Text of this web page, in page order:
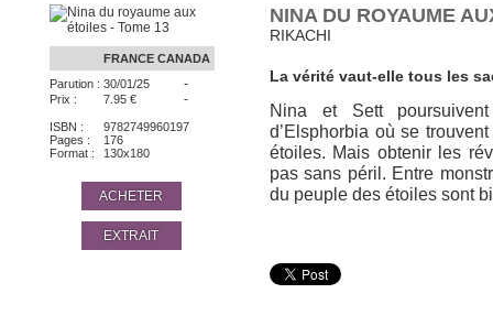
FRANCE CANADA
Parution : 30/01/25 -
Prix : 7.95 € -
ISBN :
9782749960197
Pages :
176
Format :
130x180
ACHETER
EXTRAIT
NINA DU ROYAUME
RIKACHI
La vérité vaut-elle tous les
Nina et Sett
d’Elsphorbia où se
étoiles. Mais obtenir les
pas sans péril. Entre
du peuple des étoiles sont